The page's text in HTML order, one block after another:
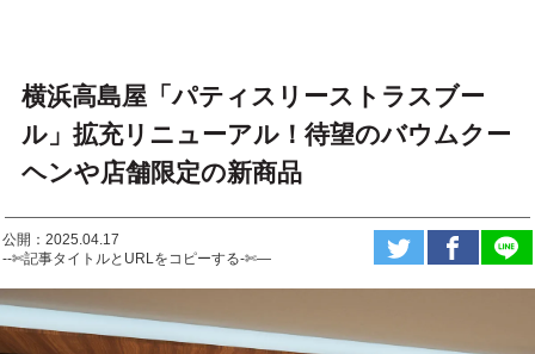
横浜高島屋「パティスリーストラスブー
ル」拡充リニューアル！待望のバウムクー
ヘンや店舗限定の新商品
公開：2025.04.17
--✄記事タイトルとURLをコピーする-✄—